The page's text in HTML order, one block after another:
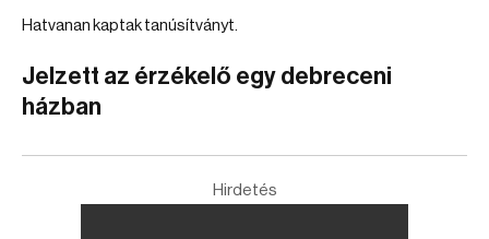
Hatvanan kaptak tanúsítványt.
Jelzett az érzékelő egy debreceni
házban
Hirdetés